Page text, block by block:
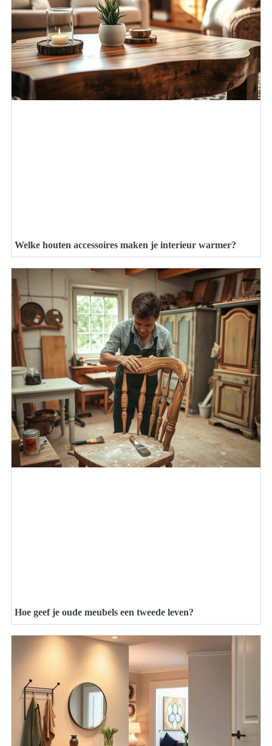
Welke houten accessoires maken je interieur warmer?
Hoe geef je oude meubels een tweede leven?